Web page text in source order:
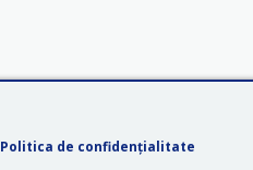
Politica de confidențialitate